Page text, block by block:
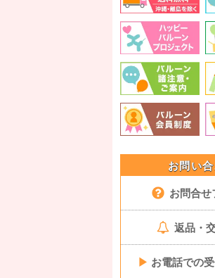
お問い
お問合せ
返品・
▶ お電話での